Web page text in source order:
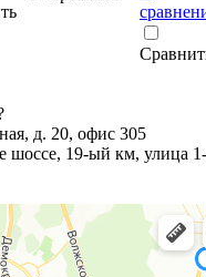
д. 20, офис 305
шоссе, 19-ый км, улица